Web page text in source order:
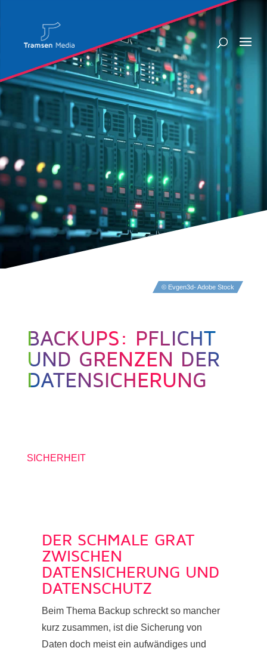
© Evgen3d- Adobe Stock
BACKUPS: PFLICHT
UND GRENZEN DER
DATENSICHERUNG
SICHERHEIT
DER SCHMALE GRAT
ZWISCHEN
DATENSICHERUNG UND
DATENSCHUTZ
Beim Thema Backup schreckt so mancher
kurz zusammen, ist die Sicherung von
Daten doch meist ein aufwändiges und